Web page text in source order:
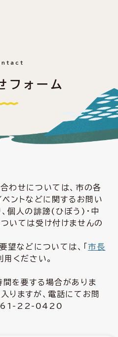
フォーム
わせについては、市の各
ベントなどに関するお問い
個人の誹謗(ひぼう)・中
いては受け付けませんの
望などについては、「市長
用ください。
を要する場合がありま
りますが、電話にてお問
22-0420